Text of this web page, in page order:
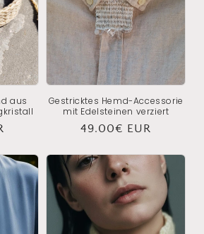
aus
Gestricktes Hemd-Accessorie
mit Edelsteinen verziert
Normaler
49.00€ EUR